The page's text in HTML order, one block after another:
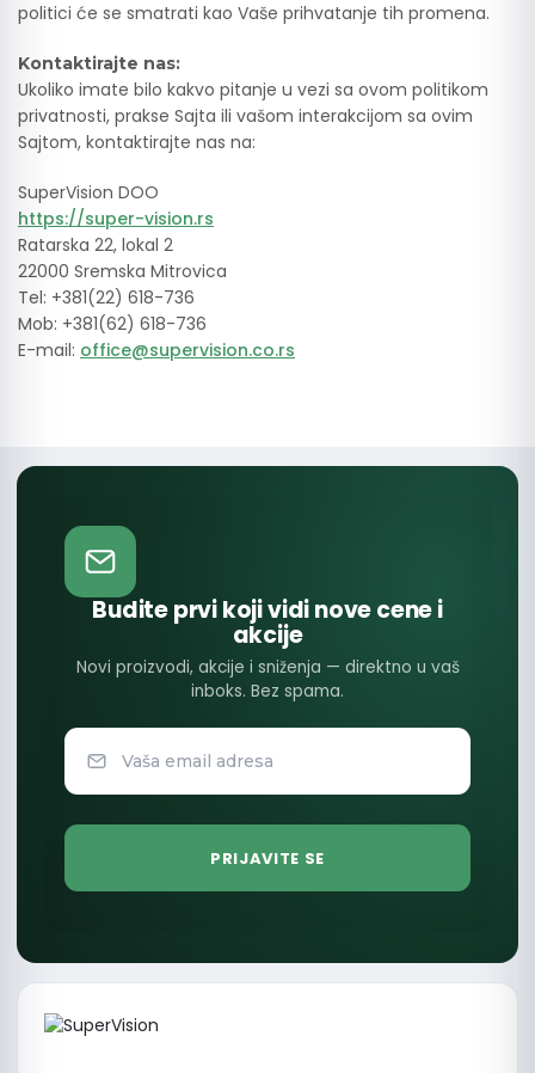
politici će se smatrati kao Vaše prihvatanje tih promena.
Kontaktirajte nas:
Ukoliko imate bilo kakvo pitanje u vezi sa ovom politikom
privatnosti, prakse Sajta ili vašom interakcijom sa ovim
Sajtom, kontaktirajte nas na:
SuperVision DOO
https://super-vision.rs
Ratarska 22, lokal 2
22000 Sremska Mitrovica
Tel: +381(22) 618-736
Mob: +381(62) 618-736
E-mail: office@supervision.co.rs
Budite prvi koji vidi nove cene i
akcije
Novi proizvodi, akcije i sniženja — direktno u vaš
inboks. Bez spama.